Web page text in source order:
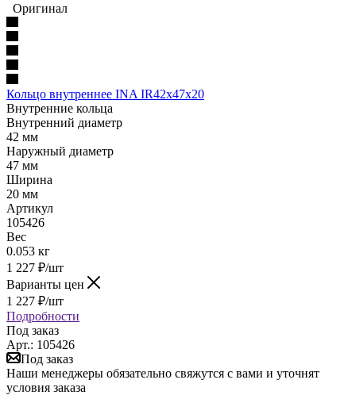
Оригинал
Кольцо внутреннее INA IR42x47x20
Внутренние кольца
Внутренний диаметр
42 мм
Наружный диаметр
47 мм
Ширина
20 мм
Артикул
105426
Вес
0.053 кг
1 227 ₽/шт
Варианты цен
1 227 ₽/шт
Подробности
Под заказ
Арт.: 105426
Под заказ
Наши менеджеры обязательно свяжутся с вами и уточнят
условия заказа